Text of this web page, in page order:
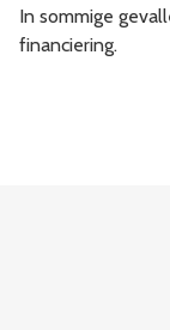
In sommige
financiering.